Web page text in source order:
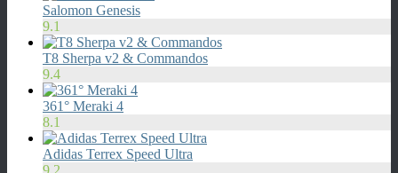
Salomon Genesis
9.1
T8 Sherpa v2 & Commandos
9.4
361° Meraki 4
8.1
Adidas Terrex Speed Ultra
9.2